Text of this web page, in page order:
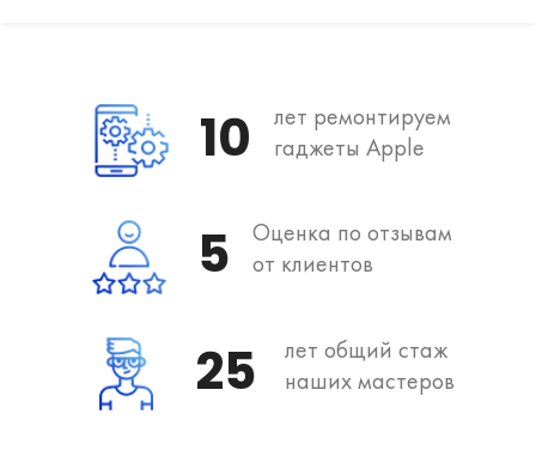
10
лет ремонтируем
гаджеты Apple
5
Оценка по отзывам
от клиентов
25
лет общий стаж
наших мастеров